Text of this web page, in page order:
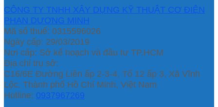
CÔNG TY TNHH XÂY DỰNG KỸ THUẬT CƠ ĐIỆN
PHAN DƯƠNG MINH
Mã số thuế: 0315596026
Ngày cấp: 29/03/2019
Nơi cấp: Sở kế hoạch và đầu tư TP.HCM
Địa chỉ trụ sở:
C16/6E Đường Liên ấp 2-3-4, Tổ 12 ấp 3, Xã Vĩnh
Lộc, Thành phố Hồ Chí Minh, Việt Nam
Hotline: 0937967269